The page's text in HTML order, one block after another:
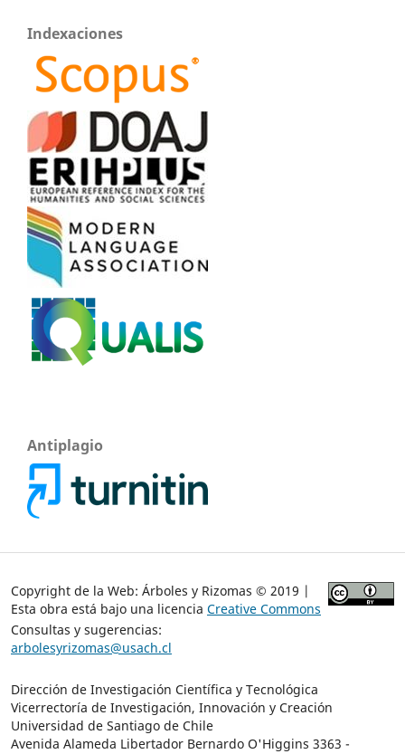
Indexaciones
Antiplagio
Copyright de la Web: Árboles y Rizomas © 2019 |
Esta obra está bajo una licencia Creative Commons
Consultas y sugerencias:
arbolesyrizomas@usach.cl
Dirección de Investigación Científica y Tecnológica
Vicerrectoría de Investigación, Innovación y Creación
Universidad de Santiago de Chile
Avenida Alameda Libertador Bernardo O'Higgins 3363 -